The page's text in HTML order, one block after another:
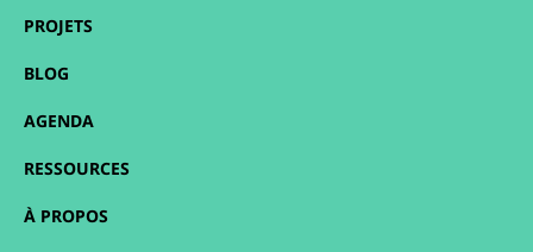
PROJETS
BLOG
AGENDA
RESSOURCES
À PROPOS